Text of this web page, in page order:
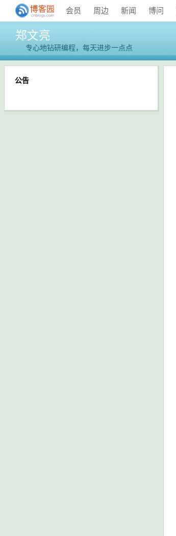
会员 周边 新闻 博问
郑文亮
专心地钻研编程，每天进步一点点
公告